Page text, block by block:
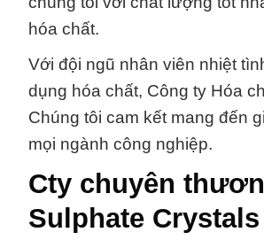
hóa chất.
Với đội ngũ nhân viên nhiệt
dụng hóa chất, Công ty Hóa
Chúng tôi cam kết mang đến
mọi ngành công nghiệp.
Cty chuyên
Sulphate Crystals